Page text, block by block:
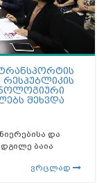
ტრანსპორტის
შეხვდა
და
ბაია
ვრცლად